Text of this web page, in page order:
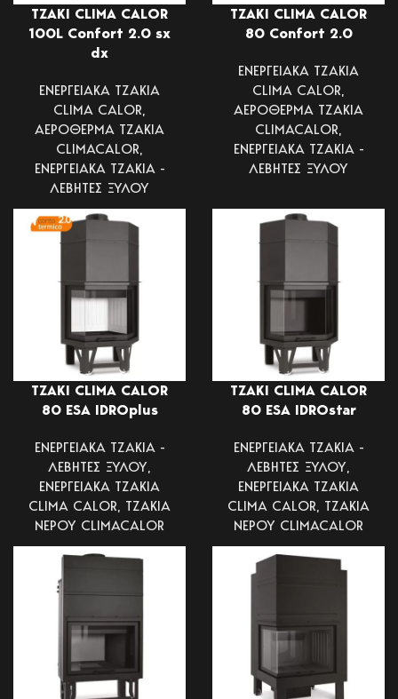
ΤΖΑΚΙ CLIMA CALOR
100L Confort 2.0 sx
dx
ΕΝΕΡΓΕΙΑΚΑ ΤΖΑΚΙΑ
CLIMA CALOR,
ΑΕΡΟΘΕΡΜΑ ΤΖΑΚΙΑ
CLIMACALOR,
ΕΝΕΡΓΕΙΑΚΑ ΤΖΑΚΙΑ -
ΛΕΒΗΤΕΣ ΞΥΛΟΥ
ΤΖΑΚΙ CLIMA CALOR
80 Confort 2.0
ΕΝΕΡΓΕΙΑΚΑ ΤΖΑΚΙΑ
CLIMA CALOR,
ΑΕΡΟΘΕΡΜΑ ΤΖΑΚΙΑ
CLIMACALOR,
ΕΝΕΡΓΕΙΑΚΑ ΤΖΑΚΙΑ -
ΛΕΒΗΤΕΣ ΞΥΛΟΥ
ΤΖΑΚΙ CLIMA CALOR
80 ESA IDROplus
ΕΝΕΡΓΕΙΑΚΑ ΤΖΑΚΙΑ -
ΛΕΒΗΤΕΣ ΞΥΛΟΥ,
ΕΝΕΡΓΕΙΑΚΑ ΤΖΑΚΙΑ
CLIMA CALOR, ΤΖΑΚΙΑ
ΝΕΡΟΥ CLIMACALOR
ΤΖΑΚΙ CLIMA CALOR
80 ESA IDROstar
ΕΝΕΡΓΕΙΑΚΑ ΤΖΑΚΙΑ -
ΛΕΒΗΤΕΣ ΞΥΛΟΥ,
ΕΝΕΡΓΕΙΑΚΑ ΤΖΑΚΙΑ
CLIMA CALOR, ΤΖΑΚΙΑ
ΝΕΡΟΥ CLIMACALOR